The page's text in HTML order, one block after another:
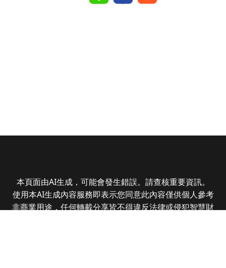
本頁面由AI生成，可能會發生錯誤。請查核重要資訊。
使用本AI生成內容服務即表示您同意此內容僅供個人參考
非商業用途，任何轉載分享皆不得違反法律或侵犯智慧財